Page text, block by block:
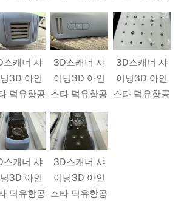
스캐너 샤
3D 아인
덕유항공
3D스캐너 샤
이닝3D 아인
스타 덕유항공
3D스캐너 샤
이닝3D 아인
스타 덕유항공
스캐너 샤
3D 아인
덕유항공
3D스캐너 샤
이닝3D 아인
스타 덕유항공